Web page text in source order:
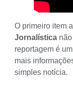
O primeiro item
Jornalística
reportagem é um
mais
simples notícia.